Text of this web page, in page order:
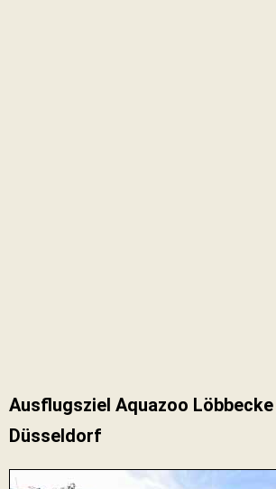
Ausflugsziel Aquazoo
Düsseldorf